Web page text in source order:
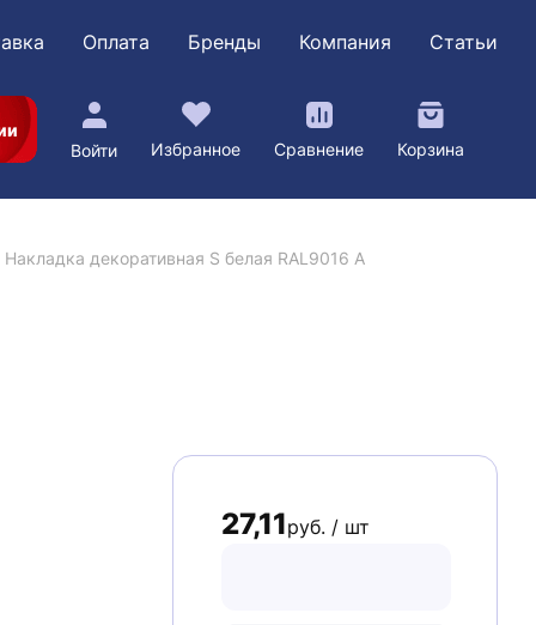
Оплата Бренды Компания Статьи
Войти
Избранное Сравнение Корзина
Накладка декоративная S белая RAL9016 A
27,11руб. / шт